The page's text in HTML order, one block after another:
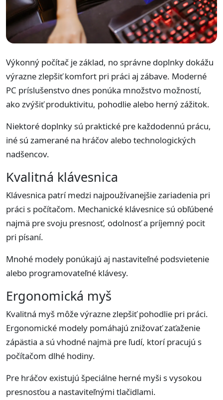
Výkonný počítač je základ, no správne doplnky dokážu
výrazne zlepšiť komfort pri práci aj zábave. Moderné
PC príslušenstvo dnes ponúka množstvo možností,
ako zvýšiť produktivitu, pohodlie alebo herný zážitok.
Niektoré doplnky sú praktické pre každodennú prácu,
iné sú zamerané na hráčov alebo technologických
nadšencov.
Kvalitná klávesnica
Klávesnica patrí medzi najpoužívanejšie zariadenia pri
práci s počítačom. Mechanické klávesnice sú obľúbené
najmä pre svoju presnosť, odolnosť a príjemný pocit
pri písaní.
Mnohé modely ponúkajú aj nastaviteľné podsvietenie
alebo programovateľné klávesy.
Ergonomická myš
Kvalitná myš môže výrazne zlepšiť pohodlie pri práci.
Ergonomické modely pomáhajú znižovať zaťaženie
zápästia a sú vhodné najmä pre ľudí, ktorí pracujú s
počítačom dlhé hodiny.
Pre hráčov existujú špeciálne herné myši s vysokou
presnosťou a nastaviteľnými tlačidlami.